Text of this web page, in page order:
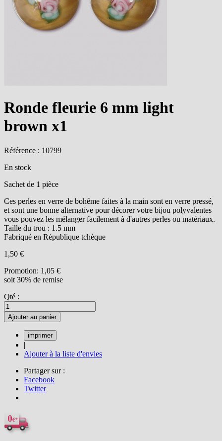
Ronde fleurie 6 mm light
brown x1
Référence : 10799
En stock
Sachet de 1 pièce
Ces perles en verre de bohême faites à la main sont en verre pressé,
et sont une bonne alternative pour décorer votre bijou polyvalentes
vous pouvez les mélanger facilement à d'autres perles ou matériaux.
Taille du trou : 1.5 mm
Fabriqué en République tchèque
1,50 €
Promotion: 1,05 €
soit 30% de remise
Qté :
Ajouter au panier
|
Ajouter à la liste d'envies
Partager sur :
Facebook
Twitter